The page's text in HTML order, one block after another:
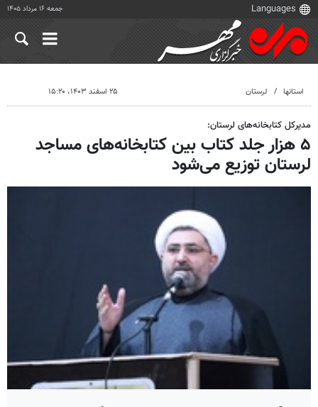
جمعه ۱۶ مرداد ۱۴۰۵
استانها لرستان ۲۵ اسفند ۱۴۰۳، ۱۵:۲۰
مدیرکل کتابخانه‌های لرستان:
۵ هزار جلد کتاب بین کتابخانه‌های مساجد
لرستان توزیع می‌شود